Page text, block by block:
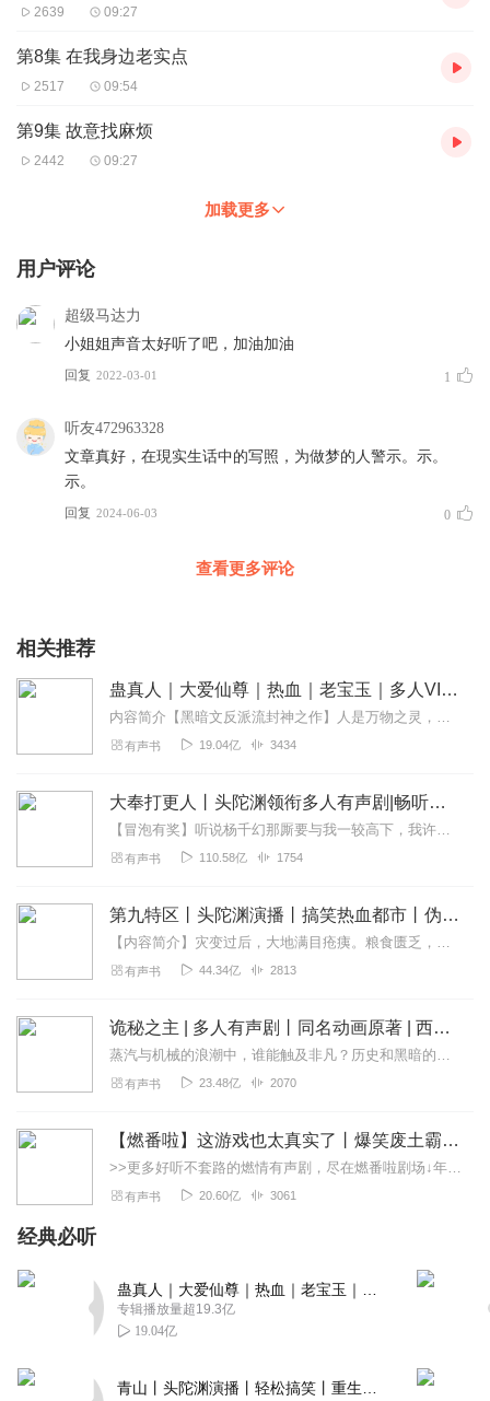
2639 09:27
第8集 在我身边老实点
2517 09:54
第9集 故意找麻烦
2442 09:27
加载更多
用户评论
超级马达力
小姐姐声音太好听了吧，加油加油
回复 2022-03-01 1
听友472963328
文章真好，在現实生话中的写照，为做梦的人警示。示。
示。
回复 2024-06-03 0
查看更多评论
相关推荐
蛊真人｜大爱仙尊｜热血｜老宝玉｜多人VIP免费有声剧
内容简介【黑暗文反派流封神之作】人是万物之灵，蛊是天地真精。一个穿越者不断重生的故事。一个养蛊、炼蛊、用蛊的奇特世界。配音组（男角色）老宝玉旁白...
有声书 19.04亿 3434
大奉打更人丨头陀渊领衔多人有声剧|畅听全集|王鹤棣、田曦薇主演影视剧原著|卖报小郎君
【冒泡有奖】听说杨千幻那厮要与我一较高下，我许七安要开始装叉了！快进入声音播放页戳下方输入框，冒个泡偷偷告诉我，我要用哪些诗词才能胜过他？说得好的，有赏！202...
有声书 110.58亿 1754
第九特区丨头陀渊演播丨搞笑热血都市丨伪戒丨VIP免费多人有声剧
【内容简介】灾变过后，大地满目疮痍。粮食匮乏，资源紧俏，局势混乱……一位从待规划区杀出来的青年，背对着漫天黄沙，孤身来到九区谋生，却不曾想偶然结识三五好友，一念...
有声书 44.34亿 2813
诡秘之主 | 多人有声剧丨同名动画原著 | 西幻克苏鲁 | 乌贼作品
蒸汽与机械的浪潮中，谁能触及非凡？历史和黑暗的迷雾里，又是谁在耳语？我从诡秘中醒来，睁眼看见这个世界：枪械，大炮，巨舰，飞空艇，差分机；魔药，占卜，诅咒，倒吊人...
有声书 23.48亿 2070
【燃番啦】这游戏也太真实了丨爆笑废土霸榜神作丨紫襟剧社制作
>>更多好听不套路的燃情有声剧，尽在燃番啦剧场↓年度重磅推荐本专辑为VIP免费专辑每天上午10点5集更新，订阅可以听到最新内容哦！每周抽一个专辑五星优质评论送...
有声书 20.60亿 3061
经典必听
专辑播放量超19.3亿
19.04亿